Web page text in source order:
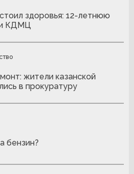
здоровья: 12-летнюю
КДМЦ
жители казанской
в прокуратуру
бензин?